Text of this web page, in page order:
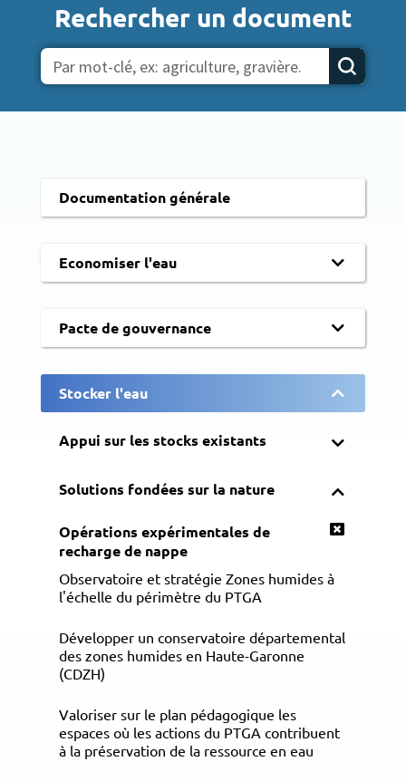
Rechercher un document
Documentation générale
Economiser l'eau
Pacte de gouvernance
Stocker l'eau
Appui sur les stocks existants
Solutions fondées sur la nature
Opérations expérimentales de
recharge de nappe
Observatoire et stratégie Zones humides à
l'échelle du périmètre du PTGA
Développer un conservatoire départemental
des zones humides en Haute-Garonne
(CDZH)
Valoriser sur le plan pédagogique les
espaces où les actions du PTGA contribuent
à la préservation de la ressource en eau